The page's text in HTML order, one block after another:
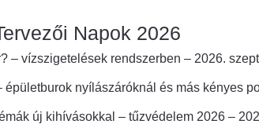
Napok 2026
– vízszigetelések rendszerben – 2026.
épületburok nyílászáróknál és más kényes
új kihívásokkal – tűzvédelem 2026 –